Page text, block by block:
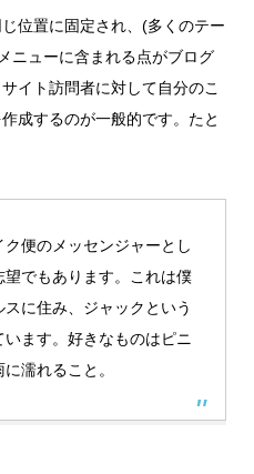
位置に固定され、(多くのテー
ニューに含まれる点がブログ
イト訪問者に対して自分のこ
成するのが一般的です。たと
便のメッセンジャーとし
でもあります。これは僕
に住み、ジャックという
ます。好きなものはピニ
濡れること。